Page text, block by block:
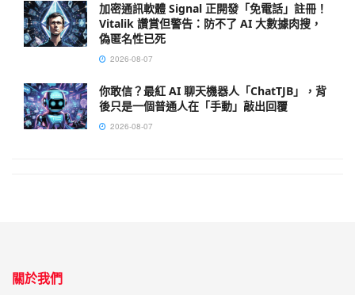
加密通訊軟體 Signal 正開發「免電話」註冊！
Vitalik 讚賞但警告：防不了 AI 大數據肉搜，
偽匿名性已死
2026-08-07
你敢信？最紅 AI 聊天機器人「ChatTJB」，背
後只是一個普通人在「手動」敲出回覆
2026-08-07
關於我們